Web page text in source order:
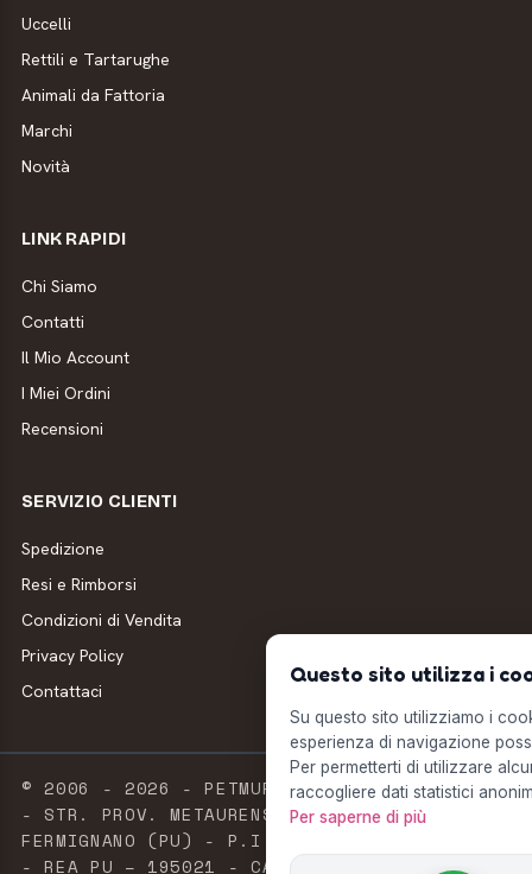
Uccelli
Rettili e Tartarughe
Animali da Fattoria
Marchi
Novità
LINK RAPIDI
Chi Siamo
Contatti
Il Mio Account
I Miei Ordini
Recensioni
SERVIZIO CLIENTI
Spedizione
Resi e Rimborsi
Condizioni di Vendita
Privacy Policy
Contattaci
© 2006 - 2026 - PETMUFFIN - MILLSTORE SRL
- STR. PROV. METAURENSE, 20 - 61033
FERMIGNANO (PU) - P.I. E C.F. 02603420411
- REA PU – 195021 - CAPITALE SOCIALE 2.500
Questo sito utilizza i
Su questo sito utilizziamo i
esperienza di navigazione
Per permetterti di utilizzare
raccogliere dati statistici
Per saperne di più